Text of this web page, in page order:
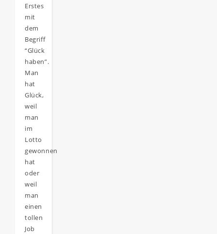
Erstes
mit
dem
Begriff
“Glück
haben”.
Man
hat
Glück,
weil
man
im
Lotto
gewonnen
hat
oder
weil
man
einen
tollen
Job